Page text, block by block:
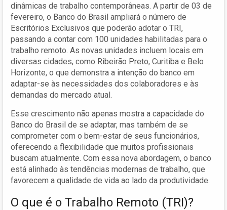
dinâmicas de trabalho contemporâneas. A partir de 03 de
fevereiro, o Banco do Brasil ampliará o número de
Escritórios Exclusivos que poderão adotar o TRI,
passando a contar com 100 unidades habilitadas para o
trabalho remoto. As novas unidades incluem locais em
diversas cidades, como Ribeirão Preto, Curitiba e Belo
Horizonte, o que demonstra a intenção do banco em
adaptar-se às necessidades dos colaboradores e às
demandas do mercado atual.
Esse crescimento não apenas mostra a capacidade do
Banco do Brasil de se adaptar, mas também de se
comprometer com o bem-estar de seus funcionários,
oferecendo a flexibilidade que muitos profissionais
buscam atualmente. Com essa nova abordagem, o banco
está alinhado às tendências modernas de trabalho, que
favorecem a qualidade de vida ao lado da produtividade.
O que é o Trabalho Remoto (TRI)?